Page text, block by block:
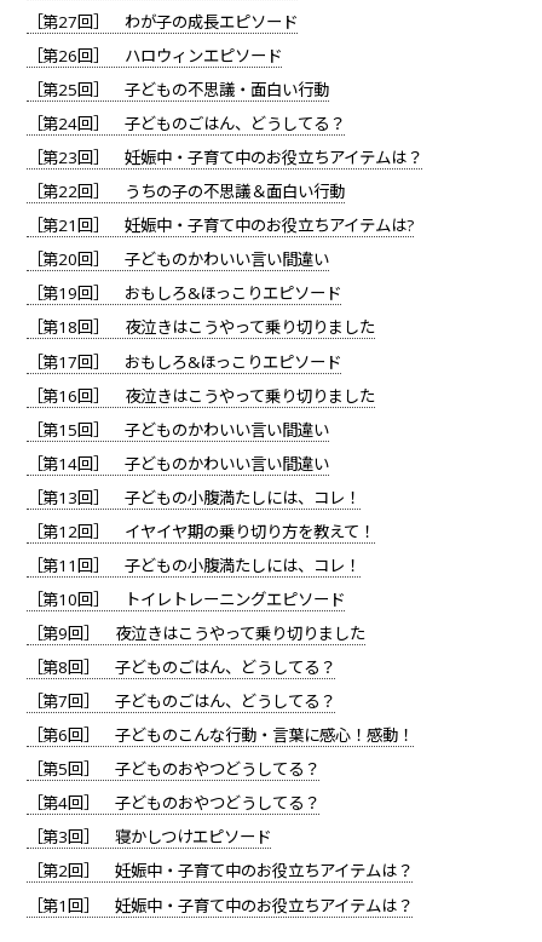
［第27回］ わが子の成長エピソード
［第26回］ ハロウィンエピソード
［第25回］ 子どもの不思議・面白い行動
［第24回］ 子どものごはん、どうしてる？
［第23回］ 妊娠中・子育て中のお役立ちアイテムは？
［第22回］ うちの子の不思議＆面白い行動
［第21回］ 妊娠中・子育て中のお役立ちアイテムは?
［第20回］ 子どものかわいい言い間違い
［第19回］ おもしろ&ほっこりエピソード
［第18回］ 夜泣きはこうやって乗り切りました
［第17回］ おもしろ&ほっこりエピソード
［第16回］ 夜泣きはこうやって乗り切りました
［第15回］ 子どものかわいい言い間違い
［第14回］ 子どものかわいい言い間違い
［第13回］ 子どもの小腹満たしには、コレ！
［第12回］ イヤイヤ期の乗り切り方を教えて！
［第11回］ 子どもの小腹満たしには、コレ！
［第10回］ トイレトレーニングエピソード
［第9回］ 夜泣きはこうやって乗り切りました
［第8回］ 子どものごはん、どうしてる？
［第7回］ 子どものごはん、どうしてる？
［第6回］ 子どものこんな行動・言葉に感心！感動！
［第5回］ 子どものおやつどうしてる？
［第4回］ 子どものおやつどうしてる？
［第3回］ 寝かしつけエピソード
［第2回］ 妊娠中・子育て中のお役立ちアイテムは？
［第1回］ 妊娠中・子育て中のお役立ちアイテムは？